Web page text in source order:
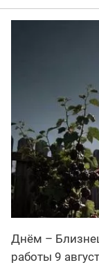
Днём –
работы 9